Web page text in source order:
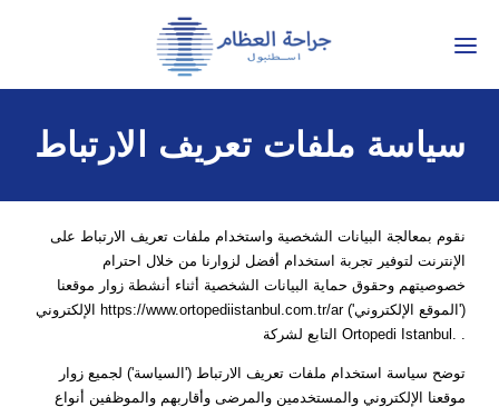
التواصل: +90 536 452 53 77
TÜRKÇE
ENGLISH
العلاجات
سياسة ملفات تعريف الارتباط
نقوم بمعالجة البيانات الشخصية واستخدام ملفات تعريف الارتباط على
الإنترنت لتوفير تجربة استخدام أفضل لزوارنا من خلال احترام
خصوصيتهم وحقوق حماية البيانات الشخصية أثناء أنشطة زوار موقعنا
الإلكتروني https://www.ortopediistanbul.com.tr/ar ('الموقع الإلكتروني')
التابع لشركة Ortopedi Istanbul. .
توضح سياسة استخدام ملفات تعريف الارتباط ('السياسة') لجميع زوار
موقعنا الإلكتروني والمستخدمين والمرضى وأقاربهم والموظفين أنواع